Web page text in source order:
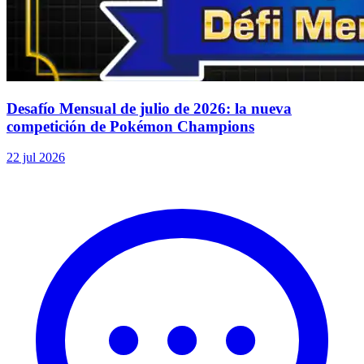
Desafío Mensual de julio de 2026: la nueva
competición de Pokémon Champions
22 jul 2026